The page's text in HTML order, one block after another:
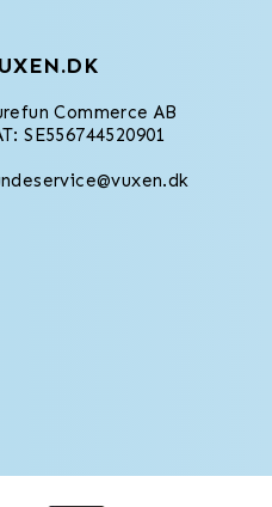
Commerce AB
SE556744520901